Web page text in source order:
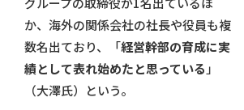
か、海外の関係会社の社長や役員も複
数名出ており、「経営幹部の育成に実
績として表れ始めたと思っている 」
（大澤氏）という。